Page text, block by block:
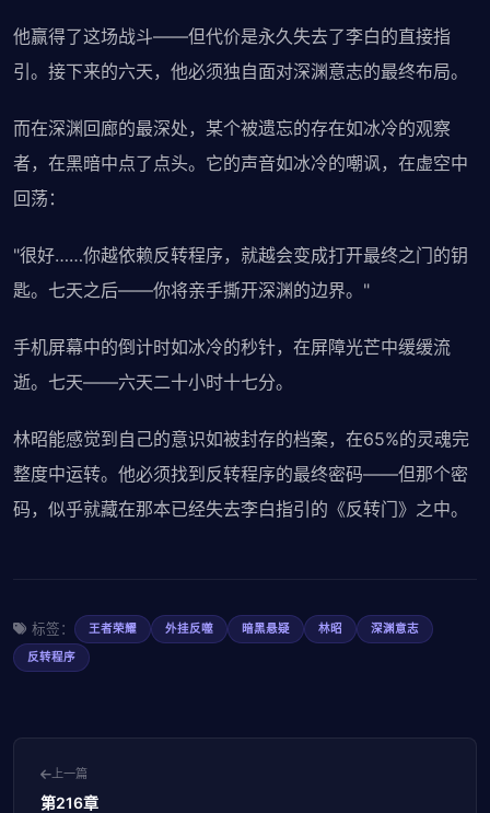
他赢得了这场战斗——但代价是永久失去了李白的直接指
引。接下来的六天，他必须独自面对深渊意志的最终布局。
而在深渊回廊的最深处，某个被遗忘的存在如冰冷的观察
者，在黑暗中点了点头。它的声音如冰冷的嘲讽，在虚空中
回荡：
"很好……你越依赖反转程序，就越会变成打开最终之门的钥
匙。七天之后——你将亲手撕开深渊的边界。"
手机屏幕中的倒计时如冰冷的秒针，在屏障光芒中缓缓流
逝。七天——六天二十小时十七分。
林昭能感觉到自己的意识如被封存的档案，在65%的灵魂完
整度中运转。他必须找到反转程序的最终密码——但那个密
码，似乎就藏在那本已经失去李白指引的《反转门》之中。
标签： 王者荣耀 外挂反噬 暗黑悬疑 林昭
深渊意志
反转程序
上一篇
第216章